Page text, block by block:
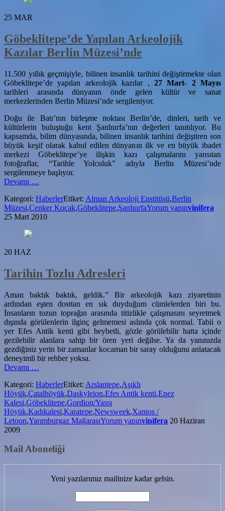
25 MAR
Göbeklitepe’de Yapılan Arkeolojik
Kazılar Berlin Müzesi’nde
11.500 yıllık geçmişiyle, bilinen insanlık tarihini değiştirmekte olan
Göbeklitepe’de yapılan arkeolojik kazılar , 27 Mart- 2 Mayıs
tarihleri arasında dünyanın önde gelen kültür ve sanat
merkezlerinden Berlin Müzesi’nde sergileniyor.
Doğu ile Batı’nın birleşme noktası Berlin’de, dinleri, tarih ve
kültürlerin buluştuğu kent Şanlıurfa’nın değerleri tanıtılıyor. Bu
kapsamda, bilim dünyasında, bilinen insanlık tarihini değiştiren son
büyük keşif olarak kabul edilen dünyanın ilk ve en büyük ibadet
merkezi Göbeklitepe’ye ilişkin kazı çalışmalarını yansıtan
fotoğraflar, “Tarihle Yolculuk” adıyla Berlin Müzesi’nde
sergilenmeye başlıyor.
Devamı
Arkeolojik
Kazılar
Berlin
…
Kategori: HaberlerEtiket: Alman Arkeoloji Enstitüsü,Berlin
Müzesi,Cenker Koçak,Göbeklitepe,ŞanlıurfaYorum yapınvinifera
25 Mart 2010
20 HAZ
Tarihin Tozlu Adresleri
Aman baktık baktık, geldik.” Bir arkeolojik kazı ziyaretinin
ardından eşten dosttan en sık duyduğum cümlelerden biri bu.
İnsanların tozun toprağın arasında titizlikle çalışmasını seyretmek
dışında görülenlerin ilginç gelmemesi aslında çok normal. Tabii o
yer Efes Antik kenti gibi heybetli, gözle görülebilir hatta içinde
gezilebilir alanlara sahip bir ören yeri değilse. Ya da yanınızda
gezdiğiniz yerin bir zamanlar kocaman bir saray olduğunu anlatacak
deneyimli bir rehber yoksa.
Devamı
Adresleri
…
Kategori: HaberlerEtiket: Arslantepe,Aşıklı
Höyük,Çatalhöyük,Daskyleion,Efes Antik kenti,Enez
Kalesi,Göbeklitepe,Gordion/Yassı
Höyük,Kadıkalesi,Karatepe,Newsweek,Xantos /
Letoon,Yarımburgaz MağarasıYorum yapınvinifera 20 Haziran
2009
Mail Aboneliği
Yeni yazılarımız mailinize kadar gelsin.